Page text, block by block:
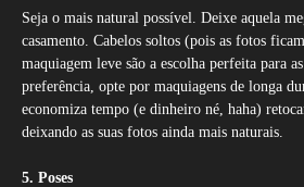
Seja o mais natural possível. Deixe aquela
casamento. Cabelos soltos (pois as fotos
maquiagem leve são a escolha perfeita para
preferência, opte por maquiagens de longa
economiza tempo (e dinheiro né, haha)
deixando as suas fotos ainda mais naturais.
5. Poses